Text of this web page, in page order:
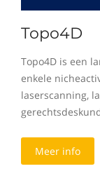
Topo4D
Topo4D is een
enkele
laserscanning,
Meer info